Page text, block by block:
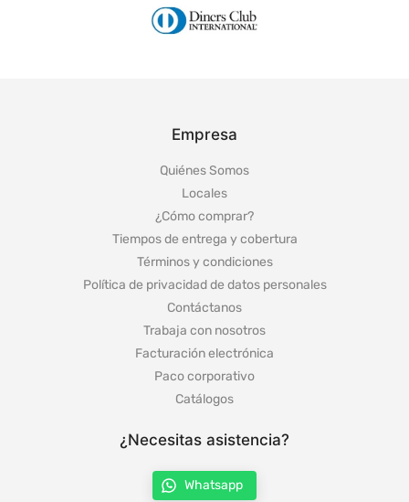
Empresa
Quiénes Somos
Locales
¿Cómo comprar?
Tiempos de entrega y cobertura
Términos y condiciones
Política de privacidad de datos personales
Contáctanos
Trabaja con nosotros
Facturación electrónica
Paco corporativo
Catálogos
¿Necesitas asistencia?
Whatsapp